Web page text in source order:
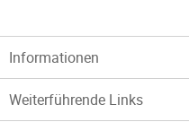
Informationen
Weiterführende Links